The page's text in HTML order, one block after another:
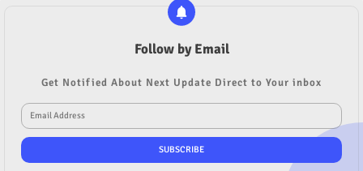
Follow by Email
Get Notified About Next Update Direct to Your inbox